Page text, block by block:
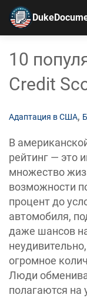
10
Credit
Адаптация в США,
В
рейтинг — это
множество
возможности
процент до
автомобиля,
даже шансов
огромное
Люди
полагаются на